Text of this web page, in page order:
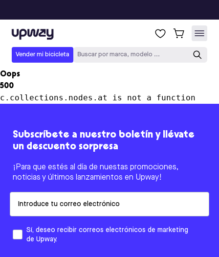
Upway
Vender mi bicicleta Buscar por marca, modelo ...
Oops
500
c.collections.nodes.at is not a function
Subscríbete a nuestro boletín y llévate
un descuento sorpresa
¡Para que estés al día de nuestas promociones,
noticias y últimos lanzamientos en Upway!
Sí, deseo recibir correos electrónicos de marketing
de Upway.